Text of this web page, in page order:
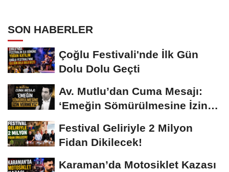
SON HABERLER
Çoğlu Festivali'nde İlk Gün
Dolu Dolu Geçti
Av. Mutlu’dan Cuma Mesajı:
‘Emeğin Sömürülmesine İzin
Festival Geliriyle 2 Milyon
Fidan Dikilecek!
Karaman’da Motosiklet Kazası